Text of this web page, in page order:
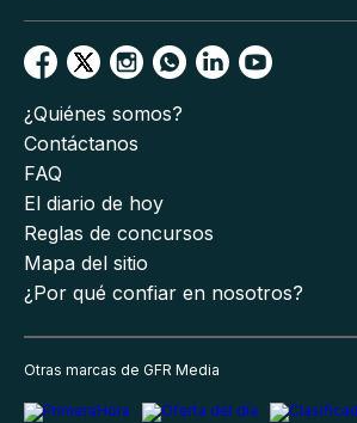
¿Quiénes somos?
Contáctanos
FAQ
El diario de hoy
Reglas de concursos
Mapa del sitio
¿Por qué confiar en nosotros?
Otras marcas de GFR Media